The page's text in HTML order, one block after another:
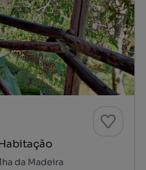
da Madeira